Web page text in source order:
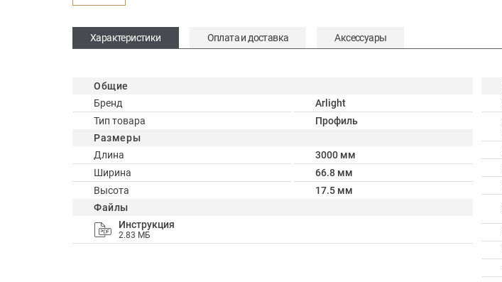
Характеристики Оплата и доставка Аксессуары
Общие
Бренд
Arlight
Тип товара
Профиль
Размеры
Длина
3000 мм
Ширина
66.8 мм
Высота
17.5 мм
Файлы
Инструкция
2.83 МБ